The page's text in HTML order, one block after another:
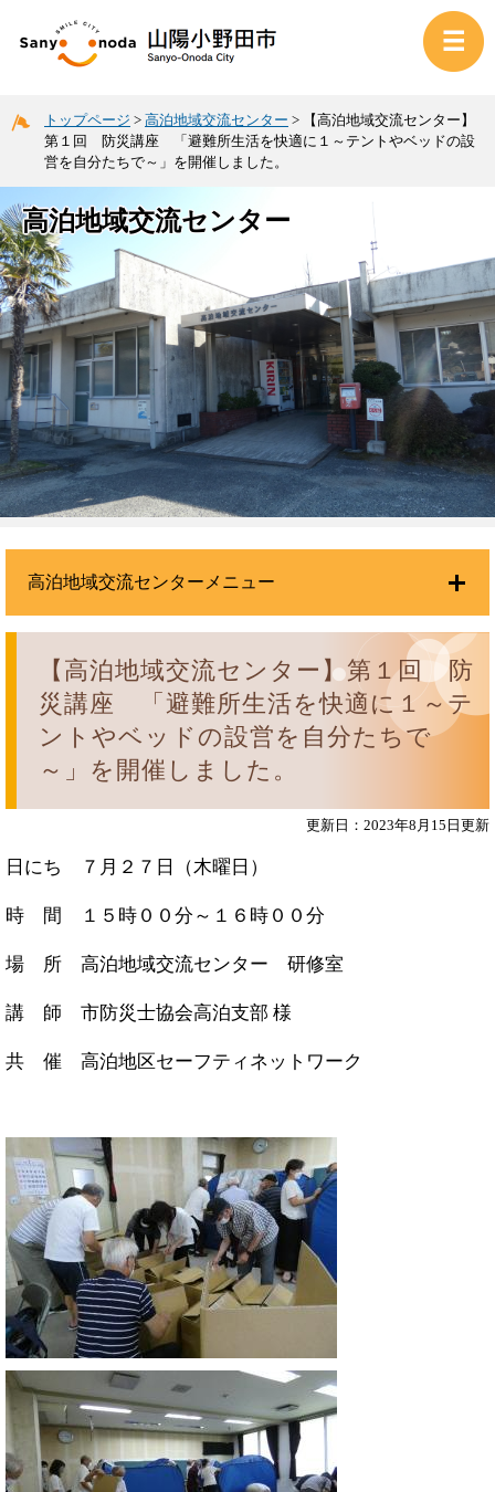
トップページ > 高泊地域交流センター >
【高泊地域交流センター】
第１回 防災講座 「避難所生活を快適に１～テントやベッドの設
営を自分たちで～」を開催しました。
高泊地域交流センター
【高泊地域交流センター】第１回 防
災講座 「避難所生活を快適に１～テ
ントやベッドの設営を自分たちで
～」を開催しました。
更新日：2023年8月15日更新
日にち ７月２７日（木曜日）
時 間 １５時００分～１６時００分
場 所 高泊地域交流センター 研修室
講 師 市防災士協会高泊支部 様
共 催 高泊地区セーフティネットワーク
高泊地域交流センターメニュー